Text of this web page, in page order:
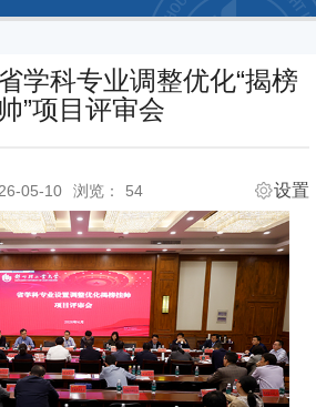
学科专业调整优化“揭榜
”项目评审会
05-10 浏览： 54 设置